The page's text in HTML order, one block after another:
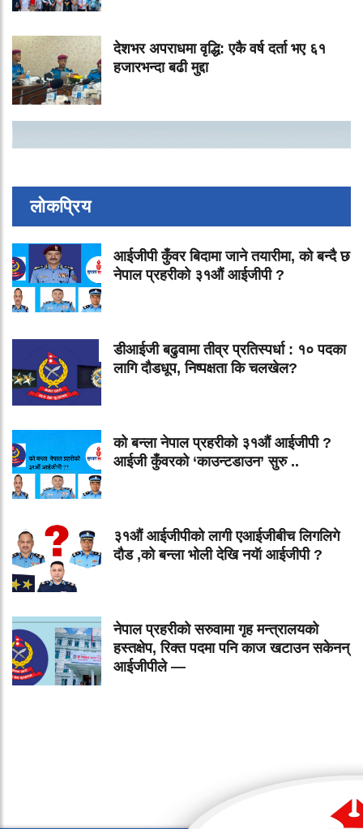
देशभर अपराधमा वृद्धि: एकै वर्ष दर्ता भए ६१
हजारभन्दा बढी मुद्दा
लोकप्रिय
आईजीपी कुँवर बिदामा जाने तयारीमा, को बन्दै छ
नेपाल प्रहरीको ३१औं आईजीपी ?
डीआईजी बढुवामा तीव्र प्रतिस्पर्धा : १० पदका
लागि दौडधूप, निष्पक्षता कि चलखेल?
को बन्ला नेपाल प्रहरीको ३१औं आईजीपी ?
आईजी कुँवरको ‘काउन्टडाउन’ सुरु ..
३१औं आईजीपीको लागी एआईजीबीच लिगलिगे
दौड ,को बन्ला भोली देखि नयॅा आईजीपी ?
नेपाल प्रहरीको सरुवामा गृह मन्त्रालयको
हस्तक्षेप, रिक्त पदमा पनि काज खटाउन सकेनन्
आईजीपीले —